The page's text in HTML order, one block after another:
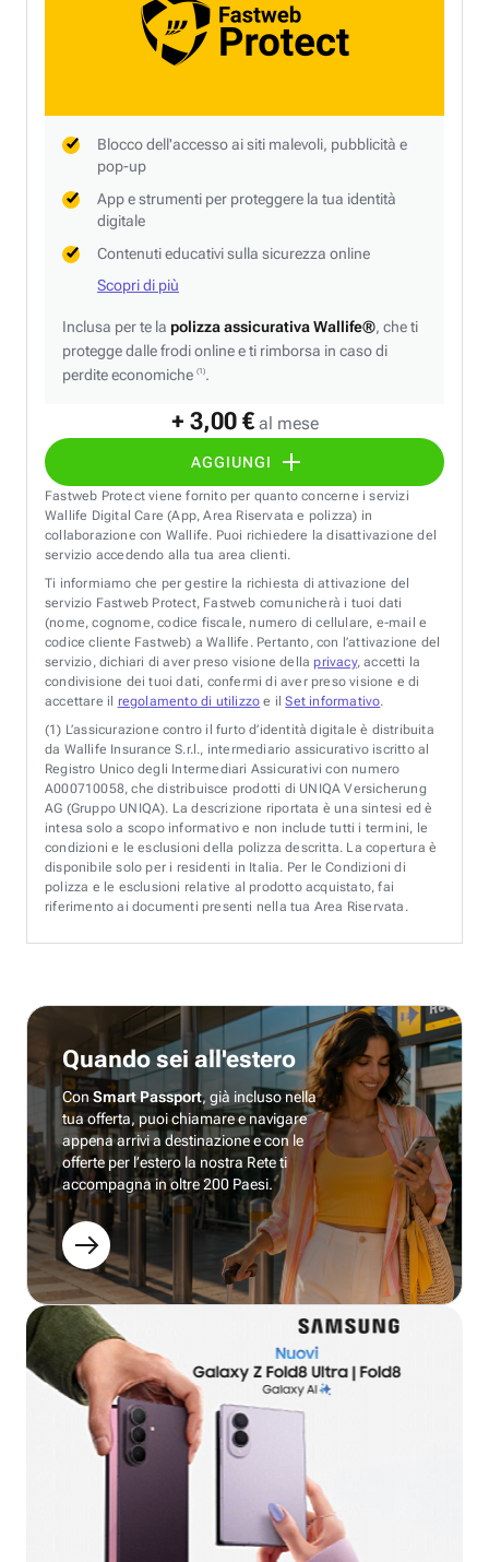
+ 3,00 € al mese
AGGIUNGI
Blocco dell'accesso ai siti malevoli, pubblicità e
pop-up
App e strumenti per proteggere la tua identità
digitale
Contenuti educativi sulla sicurezza online
Scopri di più
Inclusa per te la polizza assicurativa Wallife®, che ti
protegge dalle frodi online e ti rimborsa in caso di
perdite economiche (1).
Fastweb Protect viene fornito per quanto concerne i servizi
Wallife Digital Care (App, Area Riservata e polizza) in
collaborazione con Wallife. Puoi richiedere la disattivazione del
servizio accedendo alla tua area clienti.
Ti informiamo che per gestire la richiesta di attivazione del
servizio Fastweb Protect, Fastweb comunicherà i tuoi dati
(nome, cognome, codice fiscale, numero di cellulare, e-mail e
codice cliente Fastweb) a Wallife. Pertanto, con l’attivazione del
servizio, dichiari di aver preso visione della privacy, accetti la
condivisione dei tuoi dati, confermi di aver preso visione e di
accettare il regolamento di utilizzo e ilSet informativo.
(1) L’assicurazione contro il furto d’identità digitale è distribuita
da Wallife Insurance S.r.l., intermediario assicurativo iscritto al
Registro Unico degli Intermediari Assicurativi con numero
A000710058, che distribuisce prodotti di UNIQA Versicherung
AG (Gruppo UNIQA). La descrizione riportata è una sintesi ed è
intesa solo a scopo informativo e non include tutti i termini, le
condizioni e le esclusioni della polizza descritta. La copertura è
disponibile solo per i residenti in Italia. Per le Condizioni di
polizza e le esclusioni relative al prodotto acquistato, fai
riferimento ai documenti presenti nella tua Area Riservata.
Quando sei all'estero
ConSmart Passport, già incluso nella
tua offerta, puoi chiamare e navigare
appena arrivi a destinazione e con le
offerte per l’estero la nostra Rete ti
accompagna in oltre 200 Paesi.